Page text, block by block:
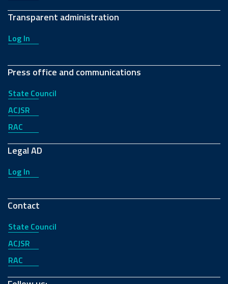
Transparent administration
Log In
Press office and communications
State Council
ACJSR
RAC
Legal AD
Log In
Contact
State Council
ACJSR
RAC